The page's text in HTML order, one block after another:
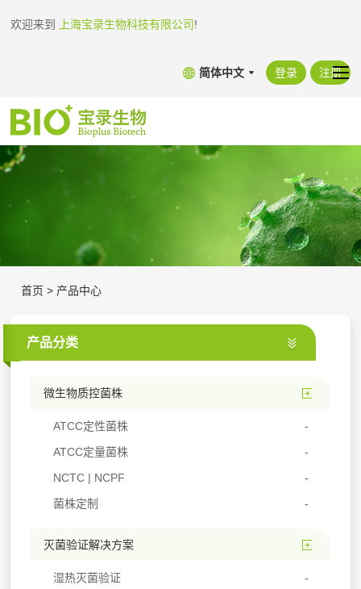
欢迎来到 上海宝录生物科技有限公司!
简体中文 登录 注册
首页 > 产品中心
产品分类
微生物质控菌株
ATCC定性菌株
ATCC定量菌株
NCTC | NCPF
菌株定制
灭菌验证解决方案
湿热灭菌验证